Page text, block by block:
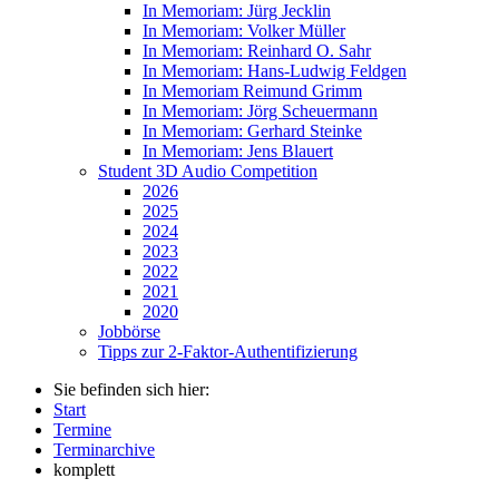
In Memoriam: Jürg Jecklin
In Memoriam: Volker Müller
In Memoriam: Reinhard O. Sahr
In Memoriam: Hans-Ludwig Feldgen
In Memoriam Reimund Grimm
In Memoriam: Jörg Scheuermann
In Memoriam: Gerhard Steinke
In Memoriam: Jens Blauert
Student 3D Audio Competition
2026
2025
2024
2023
2022
2021
2020
Jobbörse
Tipps zur 2-Faktor-Authentifizierung
Sie befinden sich hier:
Start
Termine
Terminarchive
komplett